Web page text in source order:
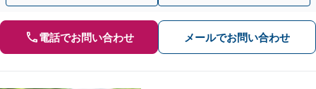
電話でお問い合わせ メールでお問い合わせ